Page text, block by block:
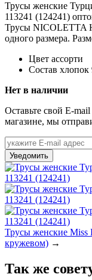
Трусы женские
113241 (124241)
Трусы NICOLETTA
одного размера.
Цвет ассорти
Состав хлопок
Нет в наличии
Оставьте свой E-
магазине, мы
Трусы женские Miss
кружевом) →
Так же